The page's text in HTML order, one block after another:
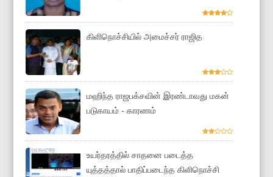
கிளிநொச்சியில் அமைச்சர் ராஜித
மஹிந்த ராஜபக்சவின் இரண்டாவது மகன்
படுகாயம் - காரணம்
உயர்தரத்தில் சாதனை படைத்த
யுத்தத்தால் பாதிப்படைந்த கிளிநொச்சி